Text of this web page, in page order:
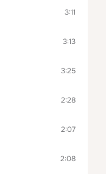
3:11
3:13
3:25
2:28
2:07
2:08